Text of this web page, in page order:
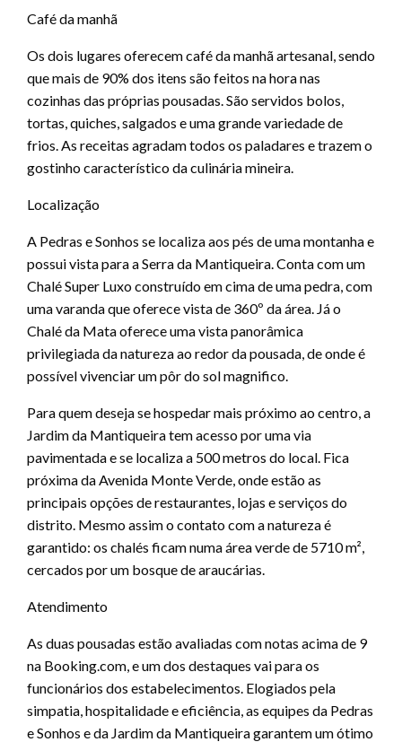
Café da manhã
Os dois lugares oferecem café da manhã artesanal, sendo
que mais de 90% dos itens são feitos na hora nas
cozinhas das próprias pousadas. São servidos bolos,
tortas, quiches, salgados e uma grande variedade de
frios. As receitas agradam todos os paladares e trazem o
gostinho característico da culinária mineira.
Localização
A Pedras e Sonhos se localiza aos pés de uma montanha e
possui vista para a Serra da Mantiqueira. Conta com um
Chalé Super Luxo construído em cima de uma pedra, com
uma varanda que oferece vista de 360º da área. Já o
Chalé da Mata oferece uma vista panorâmica
privilegiada da natureza ao redor da pousada, de onde é
possível vivenciar um pôr do sol magnifico.
Para quem deseja se hospedar mais próximo ao centro, a
Jardim da Mantiqueira tem acesso por uma via
pavimentada e se localiza a 500 metros do local. Fica
próxima da Avenida Monte Verde, onde estão as
principais opções de restaurantes, lojas e serviços do
distrito. Mesmo assim o contato com a natureza é
garantido: os chalés ficam numa área verde de 5710 m²,
cercados por um bosque de araucárias.
Atendimento
As duas pousadas estão avaliadas com notas acima de 9
na Booking.com, e um dos destaques vai para os
funcionários dos estabelecimentos. Elogiados pela
simpatia, hospitalidade e eficiência, as equipes da Pedras
e Sonhos e da Jardim da Mantiqueira garantem um ótimo